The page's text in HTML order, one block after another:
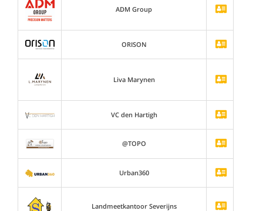
ADM Group
ORISON
Liva Marynen
VC den Hartigh
@TOPO
Urban360
Landmeetkantoor Severijns